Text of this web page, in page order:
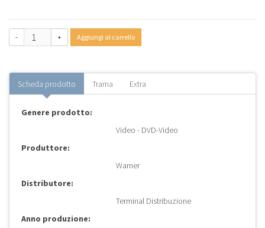
- + Aggiungi al carrello
Scheda prodotto Trama Extra
Genere prodotto:
Video - DVD-Video
Produttore:
Warner
Distributore:
Terminal Distribuzione
Anno produzione: